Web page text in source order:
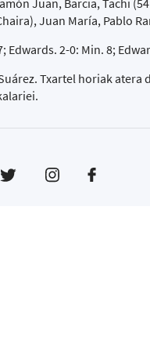
Juan, Barcia, Tachi
Juan María, Pablo
Edwards. 2-0: Min. 8;
Txartel horiak atera